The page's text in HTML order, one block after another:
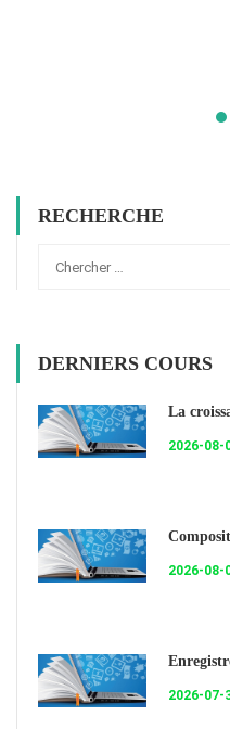
RECHERCHE
DERNIERS COURS
La
2026-08-
2026-08-
2026-07-